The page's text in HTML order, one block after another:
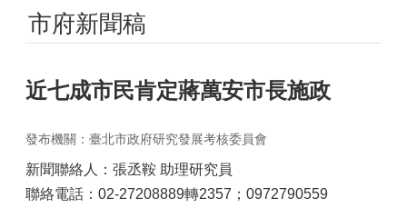
市府新聞稿
近七成市民肯定蔣萬安市長施政
發布機關：臺北市政府研究發展考核委員會
新聞聯絡人：張丞鞍 助理研究員
聯絡電話：02-27208889轉2357；0972790559